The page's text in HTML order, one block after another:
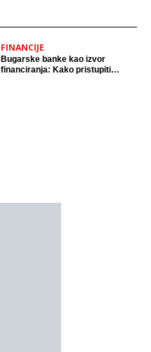
FINANCIJE
Bugarske banke kao izvor
financiranja: Kako pristupiti